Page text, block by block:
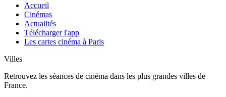
Accueil
Cinémas
Actualités
Télécharger l'app
Les cartes cinéma à Paris
Villes
Retrouvez les séances de cinéma dans les plus grandes villes de
France.